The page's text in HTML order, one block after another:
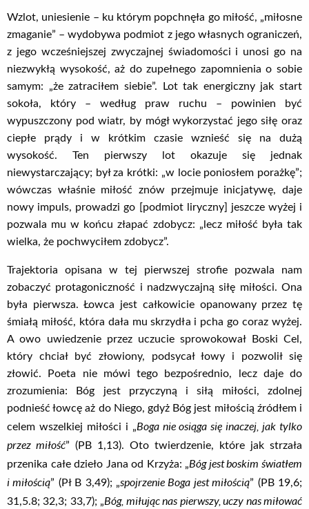
Wzlot, uniesienie – ku którym popchnęła go miłość, „miłosne
zmaganie” – wydobywa podmiot z jego własnych ograniczeń,
z jego wcześniejszej zwyczajnej świadomości i unosi go na
niezwykłą wysokość, aż do zupełnego zapomnienia o sobie
samym: „że zatraciłem siebie”. Lot tak energiczny jak start
sokoła, który – według praw ruchu – powinien być
wypuszczony pod wiatr, by mógł wykorzystać jego siłę oraz
ciepłe prądy i w krótkim czasie wznieść się na dużą
wysokość. Ten pierwszy lot okazuje się jednak
niewystarczający; był za krótki: „w locie poniosłem porażkę”;
wówczas właśnie miłość znów przejmuje inicjatywę, daje
nowy impuls, prowadzi go [podmiot liryczny] jeszcze wyżej i
pozwala mu w końcu złapać zdobycz: „lecz miłość była tak
wielka, że pochwyciłem zdobycz”.
Trajektoria opisana w tej pierwszej strofie pozwala nam
zobaczyć protagoniczność i nadzwyczajną siłę miłości. Ona
była pierwsza. Łowca jest całkowicie opanowany przez tę
śmiałą miłość, która dała mu skrzydła i pcha go coraz wyżej.
A owo uwiedzenie przez uczucie sprowokował Boski Cel,
który chciał być złowiony, podsycał łowy i pozwolił się
złowić. Poeta nie mówi tego bezpośrednio, lecz daje do
zrozumienia: Bóg jest przyczyną i siłą miłości, zdolnej
podnieść łowcę aż do Niego, gdyż Bóg jest miłością źródłem i
celem wszelkiej miłości i „Boga nie osiąga się inaczej, jak tylko
przez miłość” (PB 1,13). Oto twierdzenie, które jak strzała
przenika całe dzieło Jana od Krzyża: „Bóg jest boskim światłem
i miłością” (Pł B 3,49); „spojrzenie Boga jest miłością” (PB 19,6;
31,5.8; 32,3; 33,7); „Bóg, miłując nas pierwszy, uczy nas miłować